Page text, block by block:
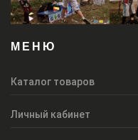
МЕНЮ
Каталог товаров
Личный кабинет